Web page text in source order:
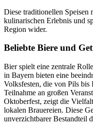
Diese traditionellen Speisen
kulinarischen Erlebnis und
Region wider.
Beliebte Biere und
Bier spielt eine zentrale
in Bayern bieten eine
Volksfesten, die von Pils bis
Teilnahme an großen
Oktoberfest, zeigt die
lokalen Brauereien. Diese
unverzichtbarer Bestandteil